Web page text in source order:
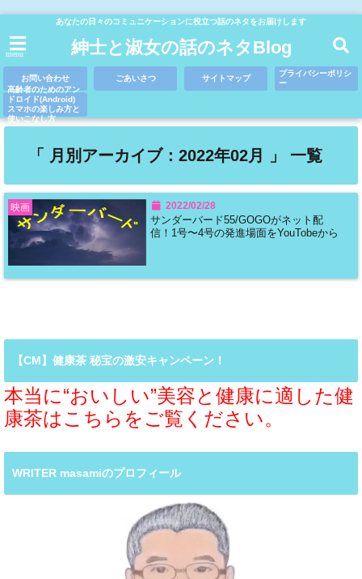
あなたの日々のコミュニケーションに役立つ話のネタをお届けします
menu 紳士と淑女の話のネタBlog
お問い合わせ ごあいさつ サイトマップ
プライバシーポリシ
ー
高齢者のためのアン
ドロイド(Android)
スマホの楽しみ方と
使いこなし方
「 月別アーカイブ：2022年02月 」 一覧
映画
2022/02/28
サンダーバード55/GOGOがネット配
信！1号〜4号の発進場面をYouTobeから
【CM】健康茶 秘宝の激安キャンペーン！
本当に“おいしい”美容と健康に適した健
康茶はこちらをご覧ください。
WRITER masamiのプロフィール